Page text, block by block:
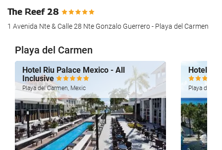
The Reef 28
1 Avenida Nte & Calle 28 Nte Gonzalo Guerrero - Playa del Carmen
Playa del Carmen
Hotel Riu Palace Mexico - All
Inclusive
Playa del Carmen, Mexic
Hotel
Playa del